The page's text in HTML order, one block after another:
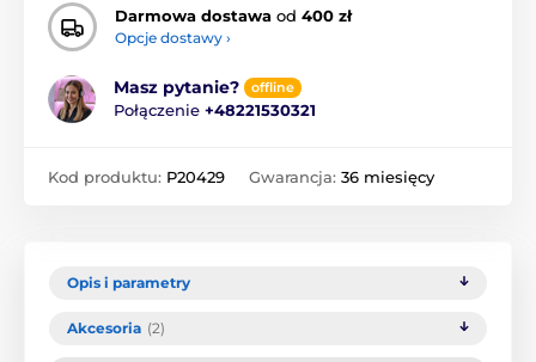
Darmowa dostawa od 400 zł
Opcje dostawy ›
Masz pytanie? offline
Połączenie +48221530321
Kod produktu: P20429 Gwarancja: 36 miesięcy
Opis i parametry
Akcesoria (2)